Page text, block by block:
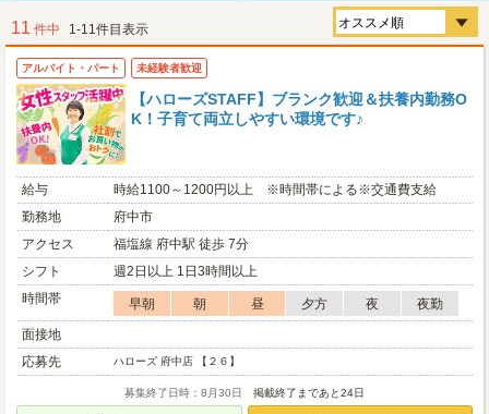
11 件中 1-11件目表示
アルバイト・パート 未経験者歓迎
【ハローズSTAFF】ブランク歓迎＆扶養内勤務O
K！子育て両立しやすい環境です♪
給与
時給1100～1200円以上 ※時間帯による※交通費支給
勤務地
府中市
アクセス
福塩線 府中駅 徒歩 7分
シフト
週2日以上 1日3時間以上
時間帯
早朝 朝 昼 夕方 夜
夜勤
面接地
応募先
ハローズ 府中店 【２６】
募集終了日時：8月30日 掲載終了まであと24日